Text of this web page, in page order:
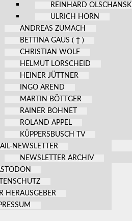
REINHARD OLSCHANSKI
ULRICH HORN
ANDREAS ZUMACH
BETTINA GAUS ( † )
CHRISTIAN WOLF
HELMUT LORSCHEID
HEINER JÜTTNER
INGO AREND
MARTIN BÖTTGER
RAINER BOHNET
ROLAND APPEL
KÜPPERSBUSCH TV
NEWSLETTER
NEWSLETTER ARCHIV
HERAUSGEBER